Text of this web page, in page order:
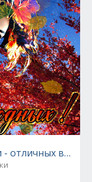
- отличных вам